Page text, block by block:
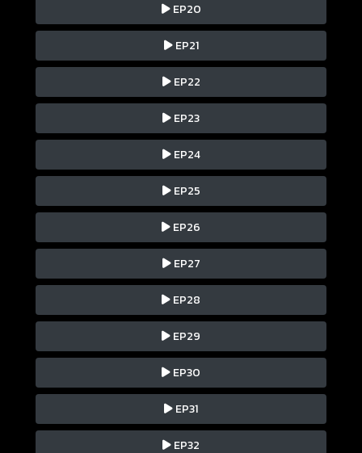
EP20
EP21
EP22
EP23
EP24
EP25
EP26
EP27
EP28
EP29
EP30
EP31
EP32